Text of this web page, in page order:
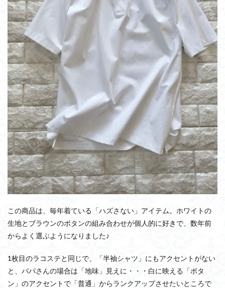
この商品は、毎年着ている「ハズさない」アイテム。ホワイトの
生地とブラウンのボタンの組み合わせが個人的に好きで、数年前
からよく選ぶようになりました♪
1枚目のラコステと同じで、「半袖シャツ」にもアクセントがない
と、パパさんの場合は「地味」見えに・・・白に映える「ボタ
ン」のアクセントで「普通」からランクアップさせたいところで